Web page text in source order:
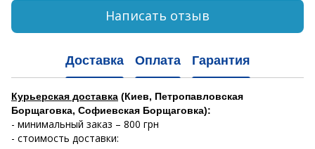
Написать отзыв
Доставка Оплата Гарантия
Курьерская доставка (Киев, Петропавловская
Борщаговка, Софиевская Борщаговка):
- минимальный заказ – 800 грн
- стоимость доставки: